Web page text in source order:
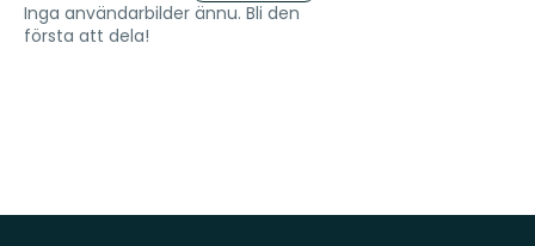
Inga användarbilder ännu. Bli den
första att dela!